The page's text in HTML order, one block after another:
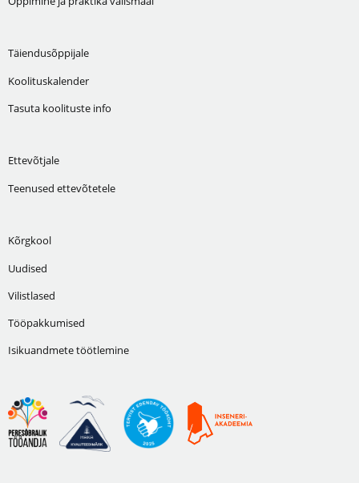
Täiendusõppijale
Koolituskalender
Tasuta koolituste info
Ettevõtjale
Teenused ettevõtetele
Kõrgkool
Uudised
Vilistlased
Tööpakkumised
Isikuandmete töötlemine